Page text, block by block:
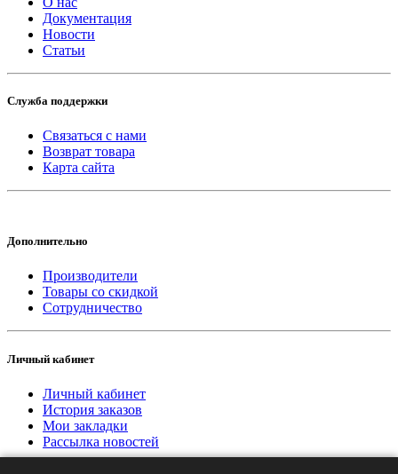
Документация
Новости
Статьи
Служба поддержки
Связаться с нами
Возврат товара
Карта сайта
Дополнительно
Производители
Товары со скидкой
Сотрудничество
Личный кабинет
Личный кабинет
История заказов
Мои закладки
Рассылка новостей